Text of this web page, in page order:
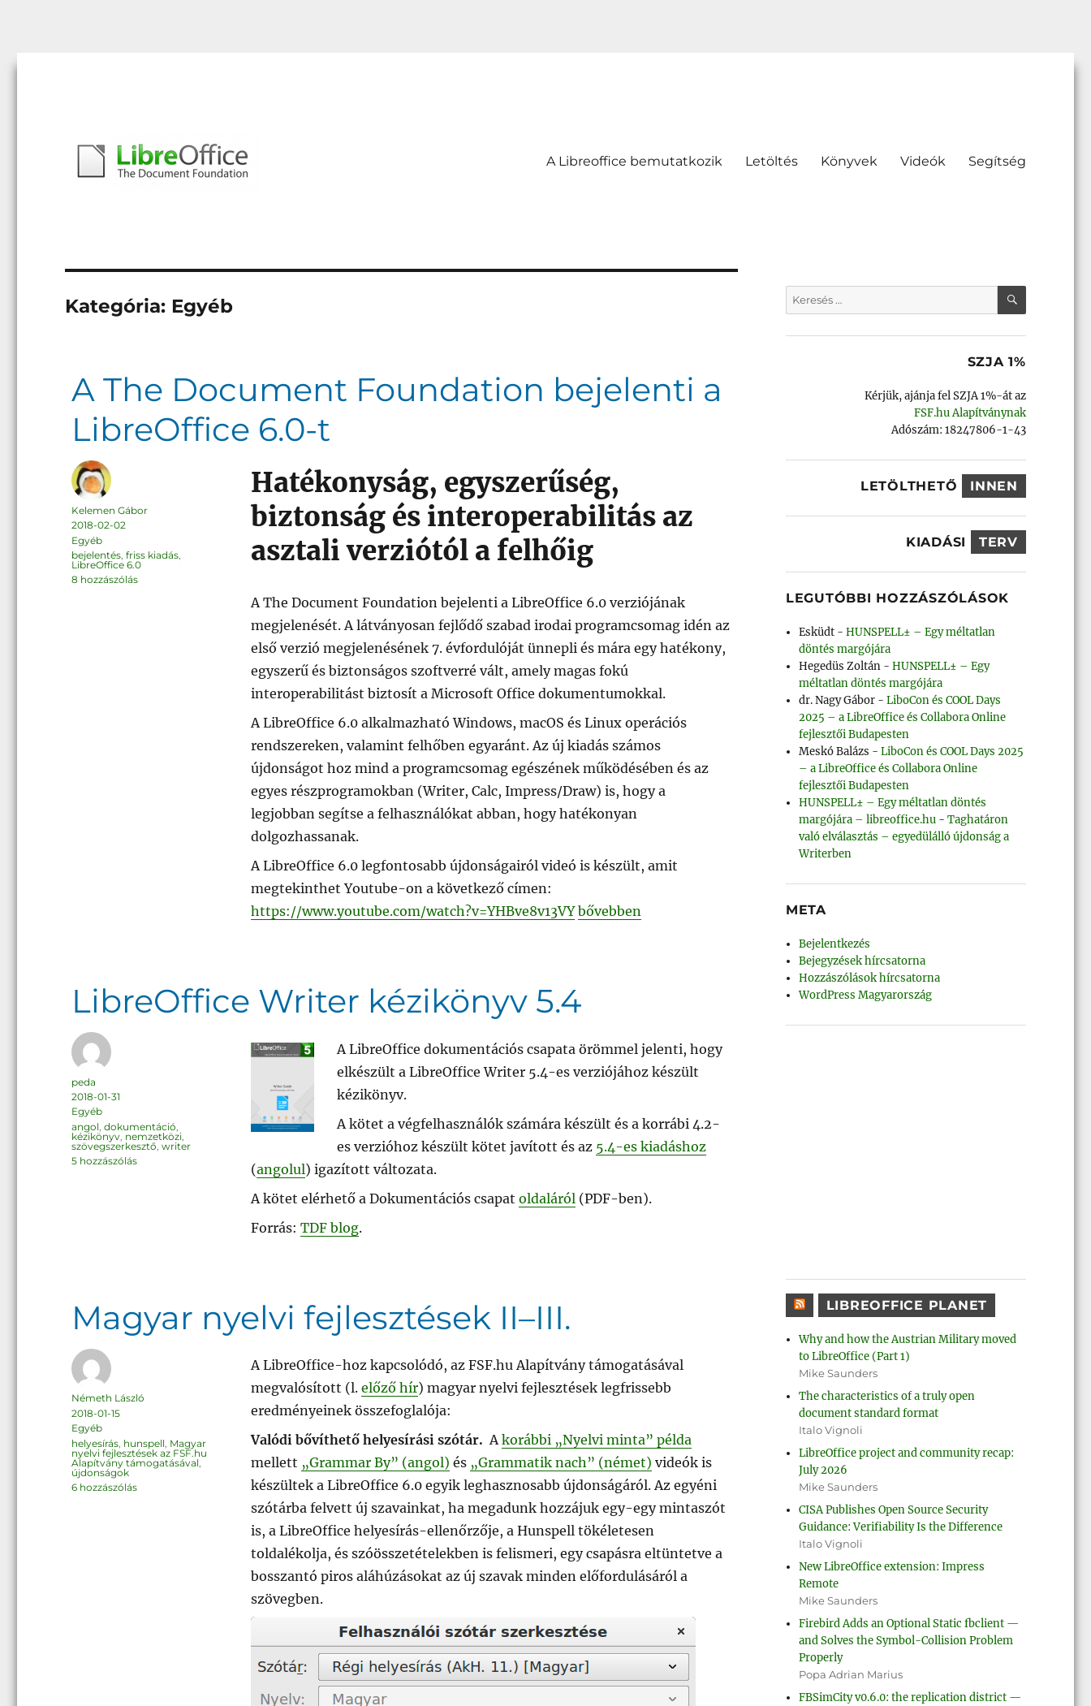
A Libreoffice bemutatkozik Letöltés Könyvek Videók Segítség
Kategória: Egyéb
A The Document Foundation bejelenti a
LibreOffice 6.0-t
Hatékonyság, egyszerűség,
biztonság és interoperabilitás az
asztali verziótól a felhőig
A The Document Foundation bejelenti a LibreOffice 6.0 verziójának
megjelenését. A látványosan fejlődő szabad irodai programcsomag idén az
első verzió megjelenésének 7. évfordulóját ünnepli és mára egy hatékony,
egyszerű és biztonságos szoftverré vált, amely magas fokú
interoperabilitást biztosít a Microsoft Office dokumentumokkal.
A LibreOffice 6.0 alkalmazható Windows, macOS és Linux operációs
rendszereken, valamint felhőben egyaránt. Az új kiadás számos
újdonságot hoz mind a programcsomag egészének működésében és az
egyes részprogramokban (Writer, Calc, Impress/Draw) is, hogy a
legjobban segítse a felhasználókat abban, hogy hatékonyan
dolgozhassanak.
A LibreOffice 6.0 legfontosabb újdonságairól videó is készült, amit
megtekinthet Youtube-on a következő címen:
https://www.youtube.com/watch?v=YHBve8v13VY „A The Document Foundation bejelenti a LibreOffice 6.0-t”
bővebben
Szerző
Kelemen Gábor
Közzétéve
2018-02-02
Kategória
Egyéb
Címke
bejelentés,friss kiadás,
LibreOffice 6.0
8 hozzászólásA
LibreOffice Writer kézikönyv 5.4
A LibreOffice dokumentációs csapata örömmel jelenti, hogy
elkészült a LibreOffice Writer 5.4-es verziójához készült
kézikönyv.
A kötet a végfelhasználók számára készült és a korrábi 4.2-
es verzióhoz készült kötet javított és az 5.4-es kiadáshoz
(angolul) igazított változata.
A kötet elérhető a Dokumentációs csapat oldaláról (PDF-ben).
Forrás: TDF blog.
Szerző
peda
Közzétéve
2018-01-31
Kategória
Egyéb
Címke
angol ,dokumentáció
kézikönyv nemzetközi
szövegszerkesztő ,writer
5 hozzászólásLibreOffice
Magyar nyelvi fejlesztések II–III.
A LibreOffice-hoz kapcsolódó, az FSF.hu Alapítvány támogatásával
megvalósított (l. előző hír) magyar nyelvi fejlesztések legfrissebb
eredményeinek összefoglalója:
Valódi bővíthető helyesírási szótár. Akorábbi „Nyelvi minta” példa
mellett „Grammar By” (angol) és „Grammatik nach” (német) videók is
készültek a LibreOffice 6.0 egyik leghasznosabb újdonságáról. Az egyéni
szótárba felvett új szavainkat, ha megadunk hozzájuk egy-egy mintaszót
is, a LibreOffice helyesírás-ellenőrzője, a Hunspell tökéletesen
toldalékolja, és szóösszetételekben is felismeri, egy csapásra eltüntetve a
bosszantó piros aláhúzásokat az új szavak minden előfordulásáról a
szövegben.
Szerző
Németh László
Közzétéve
2018-01-15
Kategória
Egyéb
Címke
helyesírás hunspell Magyar
nyelvi fejlesztések az FSF.hu
Alapítvány támogatásával
újdonságok
6 hozzászólásMagyar
Keresés
a
KERESÉS
SZJA 1%
Kérjük, ajánja fel SZJA 1%-át az
FSF.hu Alapítványnak
Adószám: 18247806-1-43
LETÖLTHETŐ INNEN
KIADÁSI TERV
LEGUTÓBBI HOZZÁSZÓLÁSOK
Esküdt -HUNSPELL± – Egy méltatlan
döntés margójára
Hegedüs Zoltán -HUNSPELL± – Egy
méltatlan döntés margójára
dr. Nagy Gábor -LiboCon és COOL Days
2025 – a LibreOffice és Collabora Online
fejlesztői Budapesten
Meskó Balázs -LiboCon és COOL Days 2025
– a LibreOffice és Collabora Online
fejlesztői Budapesten
HUNSPELL± – Egy méltatlan döntés
margójára – libreoffice.hu -Taghatáron
való elválasztás – egyedülálló újdonság a
Writerben
META
Bejelentkezés
Bejegyzések hírcsatorna
Hozzászólások hírcsatorna
WordPress Magyarország
LIBREOFFICE PLANET
Why and how the Austrian Military moved
to LibreOffice (Part 1)
Mike Saunders
The characteristics of a truly open
document standard format
Italo Vignoli
LibreOffice project and community recap:
July 2026
Mike Saunders
CISA Publishes Open Source Security
Guidance: Verifiability Is the Difference
Italo Vignoli
New LibreOffice extension: Impress
Remote
Mike Saunders
Firebird Adds an Optional Static fbclient —
and Solves the Symbol-Collision Problem
Properly
Popa Adrian Marius
FBSimCity v0.6.0: the replication district —